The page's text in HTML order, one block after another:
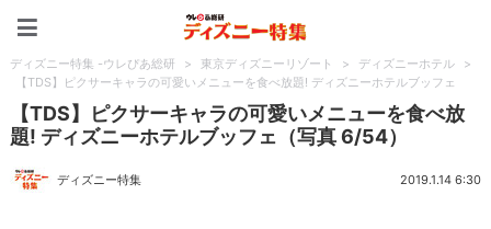
ディズニー特集 -ウレぴあ総研 > 東京ディズニーリゾート > ディズニーホテル
>
【TDS】ピクサーキャラの可愛いメニューを食べ放題! ディズニーホテルブッフェ
【TDS】ピクサーキャラの可愛いメニューを食べ放
題! ディズニーホテルブッフェ（写真 6/54）
ディズニー特集 2019.1.14 6:30